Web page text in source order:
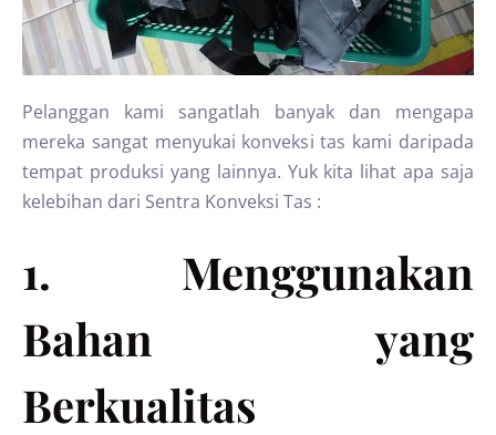
Pelanggan kami sangatlah banyak dan mengapa
mereka sangat menyukai konveksi tas kami daripada
tempat produksi yang lainnya. Yuk kita lihat apa saja
kelebihan dari Sentra Konveksi Tas :
1. Menggunakan
Bahan yang
Berkualitas